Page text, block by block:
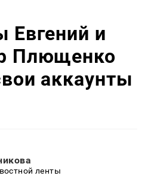
Евгений и
Плющенко
аккаунты
ленты